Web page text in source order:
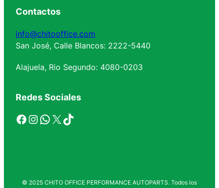
Contactos
info@chitooffice.com
San José, Calle Blancos: 2222-5440
Alajuela, Rio Segundo: 4080-0203
Redes Sociales
Facebook Instagram WhatsApp X TikTok
© 2025 CHITO OFFICE PERFORMANCE AUTOPARTS. Todos los